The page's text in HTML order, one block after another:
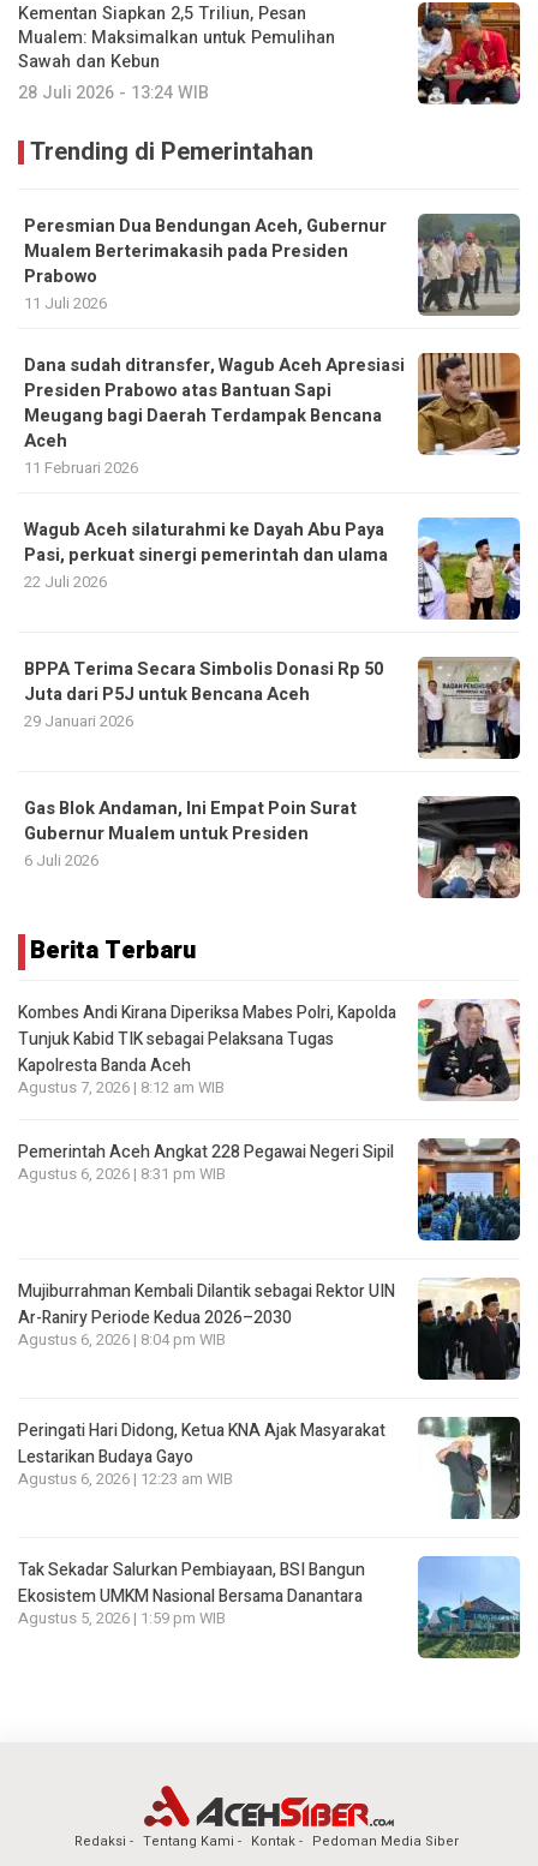
Kementan Siapkan 2,5 Triliun, Pesan
Mualem: Maksimalkan untuk Pemulihan
Sawah dan Kebun
28 Juli 2026 - 13:24 WIB
Trending di Pemerintahan
Peresmian Dua Bendungan Aceh, Gubernur
Mualem Berterimakasih pada Presiden
Prabowo
11 Juli 2026
Dana sudah ditransfer, Wagub Aceh Apresiasi
Presiden Prabowo atas Bantuan Sapi
Meugang bagi Daerah Terdampak Bencana
Aceh ‎
11 Februari 2026
Wagub Aceh silaturahmi ke Dayah Abu Paya
Pasi, perkuat sinergi pemerintah dan ulama
22 Juli 2026
BPPA Terima Secara Simbolis Donasi Rp 50
Juta dari P5J untuk Bencana Aceh
29 Januari 2026
Gas Blok Andaman, Ini Empat Poin Surat
Gubernur Mualem untuk Presiden
6 Juli 2026
Berita Terbaru
Kombes Andi Kirana Diperiksa Mabes Polri, Kapolda
Tunjuk Kabid TIK sebagai Pelaksana Tugas
Kapolresta Banda Aceh
Agustus 7, 2026 | 8:12 am WIB
Pemerintah Aceh Angkat 228 Pegawai Negeri Sipil
Agustus 6, 2026 | 8:31 pm WIB
Mujiburrahman Kembali Dilantik sebagai Rektor UIN
Ar-Raniry Periode Kedua 2026–2030
Agustus 6, 2026 | 8:04 pm WIB
Peringati Hari Didong, Ketua KNA Ajak Masyarakat
Lestarikan Budaya Gayo
Agustus 6, 2026 | 12:23 am WIB
Tak Sekadar Salurkan Pembiayaan, BSI Bangun
Ekosistem UMKM Nasional Bersama Danantara
Agustus 5, 2026 | 1:59 pm WIB
Redaksi Tentang Kami Kontak Pedoman Media Siber